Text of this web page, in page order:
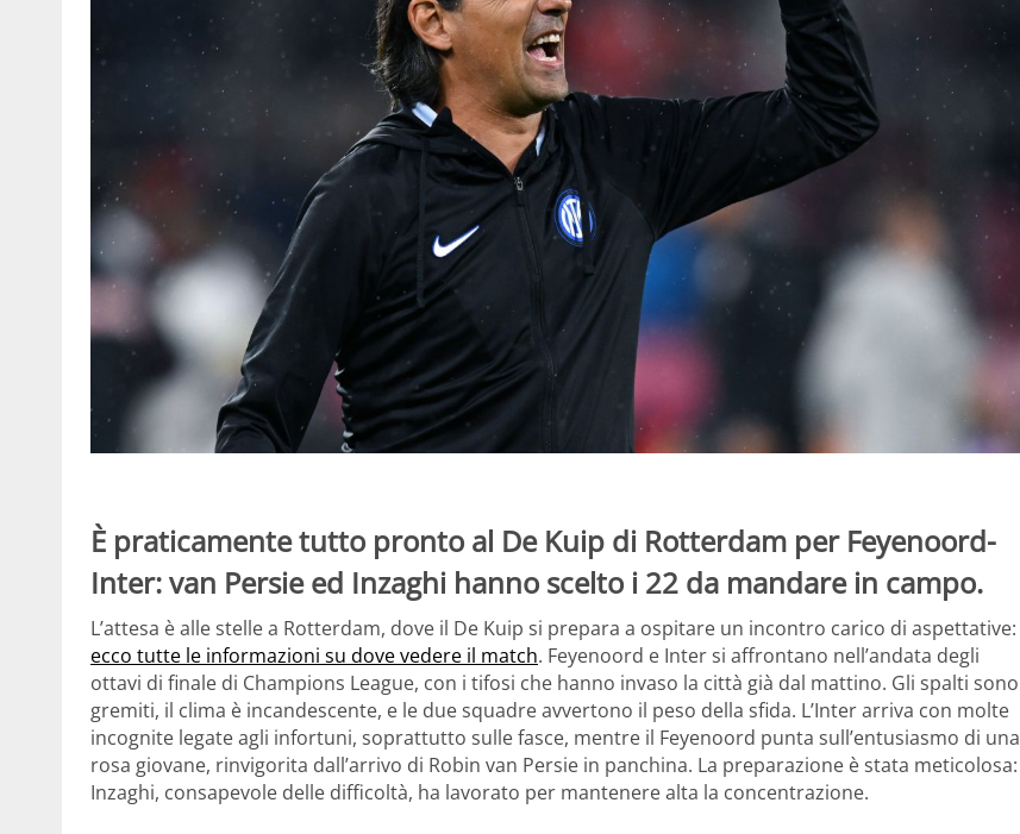
È praticamente tutto pronto al De Kuip di Rotterdam per Feyenoord-
Inter: van Persie ed Inzaghi hanno scelto i 22 da mandare in campo.
L’attesa è alle stelle a Rotterdam, dove il De Kuip si prepara a ospitare un incontro carico di aspettative:
ecco tutte le informazioni su dove vedere il match. Feyenoord e Inter si affrontano nell’andata degli
ottavi di finale di Champions League, con i tifosi che hanno invaso la città già dal mattino. Gli spalti sono
gremiti, il clima è incandescente, e le due squadre avvertono il peso della sfida. L’Inter arriva con molte
incognite legate agli infortuni, soprattutto sulle fasce, mentre il Feyenoord punta sull’entusiasmo di una
rosa giovane, rinvigorita dall’arrivo di Robin van Persie in panchina. La preparazione è stata meticolosa:
Inzaghi, consapevole delle difficoltà, ha lavorato per mantenere alta la concentrazione.